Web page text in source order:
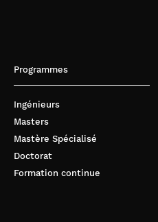
Programmes
Ingénieurs
Masters
Mastère Spécialisé
Doctorat
Formation continue